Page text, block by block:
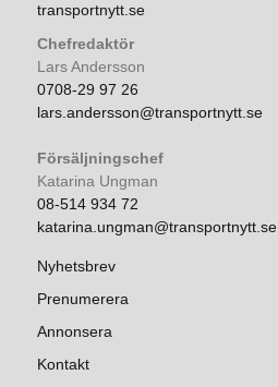
transportnytt.se
Chefredaktör
Lars Andersson
0708-29 97 26
lars.andersson@transportnytt.se
Försäljningschef
Katarina Ungman
08-514 934 72
katarina.ungman@transportnytt.se
Nyhetsbrev
Prenumerera
Annonsera
Kontakt